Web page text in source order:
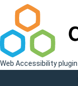
Web Accessibility plugin